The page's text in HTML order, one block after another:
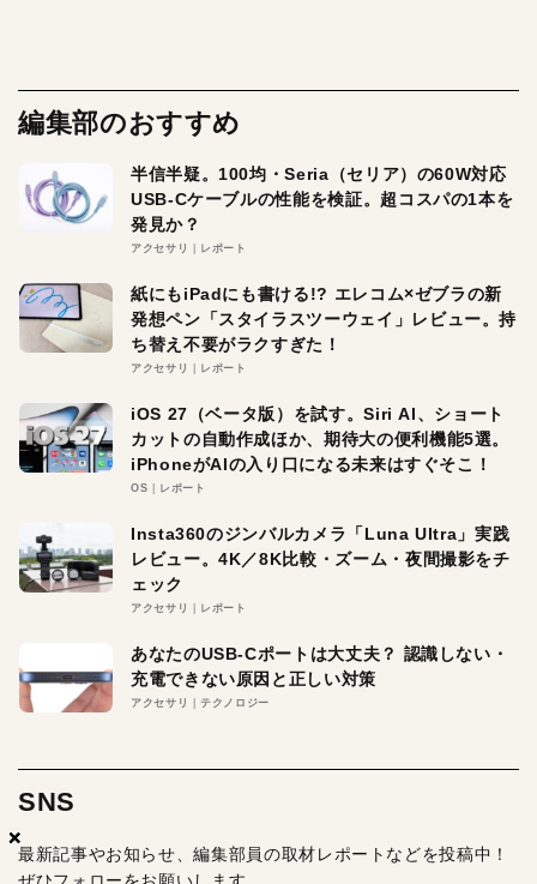
×
×
×
編集部のおすすめ
半信半疑。100均・Seria（セリア）の60W対応
USB-Cケーブルの性能を検証。超コスパの1本を
発見か？
アクセサリ レポート
紙にもiPadにも書ける!? エレコム×ゼブラの新
発想ペン「スタイラスツーウェイ」レビュー。持
ち替え不要がラクすぎた！
アクセサリ レポート
iOS 27（ベータ版）を試す。Siri AI、ショート
カットの自動作成ほか、期待大の便利機能5選。
iPhoneがAIの入り口になる未来はすぐそこ！
OS レポート
Insta360のジンバルカメラ「Luna Ultra」実践
レビュー。4K／8K比較・ズーム・夜間撮影をチ
ェック
アクセサリ レポート
あなたのUSB-Cポートは大丈夫？ 認識しない・
充電できない原因と正しい対策
アクセサリ テクノロジー
SNS
最新記事やお知らせ、編集部員の取材レポートなどを投稿中！
ぜひフォローをお願いします。